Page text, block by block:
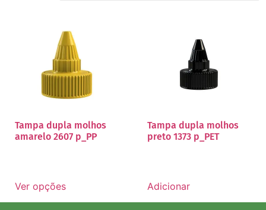
Tampa dupla molhos
amarelo 2607 p_PP
Ver opções
Tampa dupla molhos
preto 1373 p_PET
Adicionar